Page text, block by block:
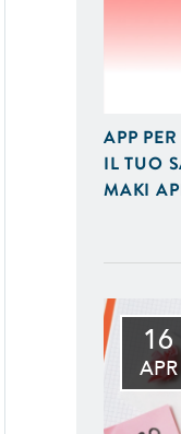
APP
IL TUO
MAKI
16
APR
Native per iOS e
per la Vendita
Dinamici,